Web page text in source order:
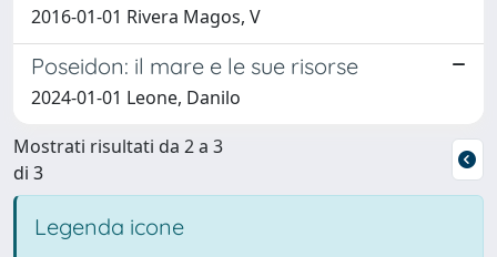
2016-01-01 Rivera Magos, V
Poseidon: il mare e le sue risorse
2024-01-01 Leone, Danilo
Mostrati risultati da 2 a 3
di 3
Legenda icone